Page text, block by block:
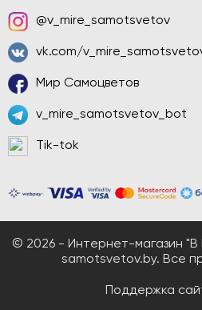
@v_mire_samotsvetov
vk.com/
Мир Самоцветов
v_mire_samotsvetov_bot
Tik-tok
© 2026 - Интернет-магазин
samotsvetov.by. Все
Поддержка